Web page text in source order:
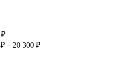
₽Диапазон
цен:
₽ – 20 300 ₽Диапазон